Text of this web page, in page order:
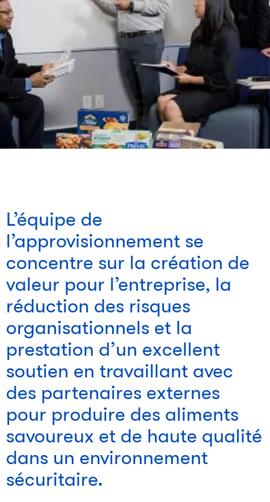
L’équipe de
l’approvisionnement se
concentre sur la création de
valeur pour l’entreprise, la
réduction des risques
organisationnels et la
prestation d’un excellent
soutien en travaillant avec
des partenaires externes
pour produire des aliments
savoureux et de haute qualité
dans un environnement
sécuritaire.